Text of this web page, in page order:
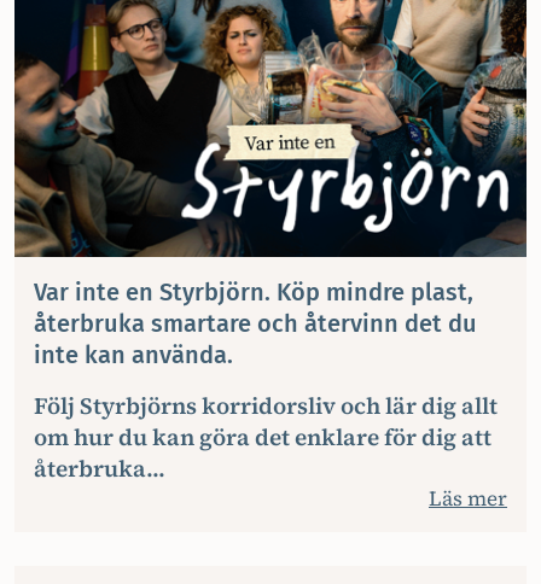
Var inte en Styrbjörn. Köp mindre plast,
återbruka smartare och återvinn det du
inte kan använda.
Följ Styrbjörns korridorsliv och lär dig allt
om hur du kan göra det enklare för dig att
återbruka...
Läs mer